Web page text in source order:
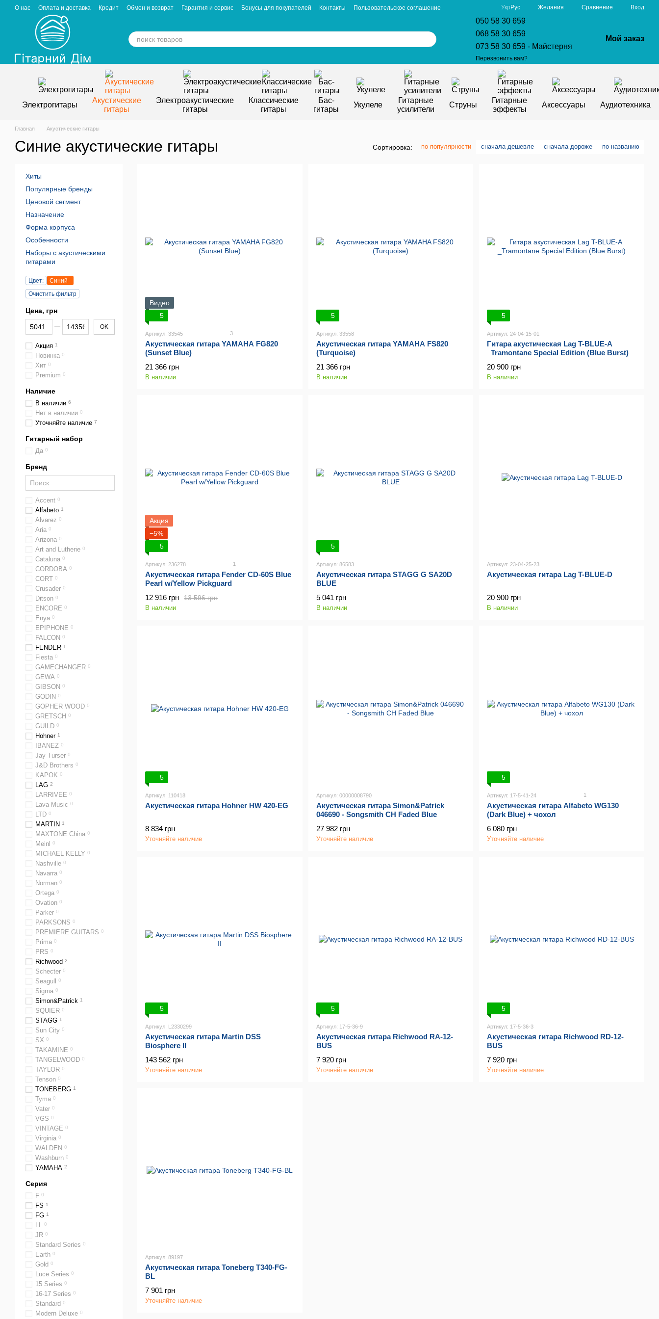
Перейти к основному контенту
О нас Оплата и доставка Кредит Обмен и возврат Гарантия и сервис Бонусы для покупателей Контакты
Пользовательское соглашение
Отзывы о магазине
Укр Рус Желания Сравнение Вход
050 58 30 659
068 58 30 659
073 58 30 659 - Майстерня
Перезвонить вам?
Мой заказ
Электрогитары
Акустические
гитары
Электроакустические
гитары
Классические
гитары
Бас-
гитары
Укулеле
Гитарные
усилители
Струны
Гитарные
эффекты
Аксессуары Аудиотехника
Главная Акустические гитары
Синие акустические гитары Сортировка: по популярности сначала дешевле сначала дороже по названию
Видео
5
Артикул: 33545 3
Акустическая гитара YAMAHA FG820
(Sunset Blue)
21 366 грн
В наличии
5
Артикул: 33558
Акустическая гитара YAMAHA FS820
(Turquoise)
21 366 грн
В наличии
5
Артикул: 24-04-15-01
Гитара акустическая Lag T-BLUE-A
_Tramontane Special Edition (Blue Burst)
20 900 грн
В наличии
Акция
−5%
5
Артикул: 236278 1
Акустическая гитара Fender CD-60S Blue
Pearl w/Yellow Pickguard
13 596 грн
12 916 грн
В наличии
5
Артикул: 86583
Акустическая гитара STAGG G SA20D
BLUE
5 041 грн
В наличии
Артикул: 23-04-25-23
Акустическая гитара Lag T-BLUE-D
20 900 грн
В наличии
5
Артикул: 110418
Акустическая гитара Hohner HW 420-EG
8 834 грн
Уточняйте наличие
Артикул: 00000008790
Акустическая гитара Simon&Patrick
046690 - Songsmith CH Faded Blue
27 982 грн
Уточняйте наличие
5
Артикул: 17-5-41-24 1
Акустическая гитара Alfabeto WG130
(Dark Blue) + чохол
6 080 грн
Уточняйте наличие
5
Артикул: L2330299
Акустическая гитара Martin DSS
Biosphere II
143 562 грн
Уточняйте наличие
5
Артикул: 17-5-36-9
Акустическая гитара Richwood RA-12-
BUS
7 920 грн
Уточняйте наличие
5
Артикул: 17-5-36-3
Акустическая гитара Richwood RD-12-
BUS
7 920 грн
Уточняйте наличие
Артикул: 89197
Акустическая гитара Toneberg T340-FG-
BL
7 901 грн
Уточняйте наличие
Хиты
Популярные бренды
Ценовой сегмент
Назначение
Форма корпуса
Особенности
Наборы с акустическими
гитарами
Цвет:
Синий
Очистить фильтр
Цена, грн
От Цена, грн
До Цена, грн OK
Акция 1
Новинка 0
Хит 0
Premium 0
Наличие
В наличии 6
Нет в наличии 0
Уточняйте наличие 7
Гитарный набор
Да 0
Бренд
Accent 0
Alfabeto 1
Alvarez 0
Aria 0
Arizona 0
Art and Lutherie 0
Cataluna 0
CORDOBA 0
CORT 0
Crusader 0
Ditson 0
ENCORE 0
Enya 0
EPIPHONE 0
FALCON 0
FENDER 1
Fiesta 0
GAMECHANGER 0
GEWA 0
GIBSON 0
GODIN 0
GOPHER WOOD 0
GRETSCH 0
GUILD 0
Hohner 1
IBANEZ 0
Jay Turser 0
J&D Brothers 0
KAPOK 0
LAG 2
LARRIVEE 0
Lava Music 0
LTD 0
MARTIN 1
MAXTONE China 0
Meinl 0
MICHAEL KELLY 0
Nashville 0
Navarra 0
Norman 0
Ortega 0
Ovation 0
Parker 0
PARKSONS 0
PREMIERE GUITARS 0
Prima 0
PRS 0
Richwood 2
Schecter 0
Seagull 0
Sigma 0
Simon&Patrick 1
SQUIER 0
STAGG 1
Sun City 0
SX 0
TAKAMINE 0
TANGELWOOD 0
TAYLOR 0
Tenson 0
TONEBERG 1
Tyma 0
Vater 0
VGS 0
VINTAGE 0
Virginia 0
WALDEN 0
Washburn 0
YAMAHA 2
Серия
F 0
FS 1
FG 1
LL 0
JR 0
Standard Series 0
Earth 0
Gold 0
Luce Series 0
15 Series 0
16-17 Series 0
Standard 0
Modern Deluxe 0